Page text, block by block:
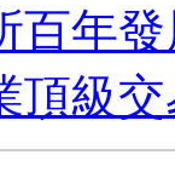
百年
頂級